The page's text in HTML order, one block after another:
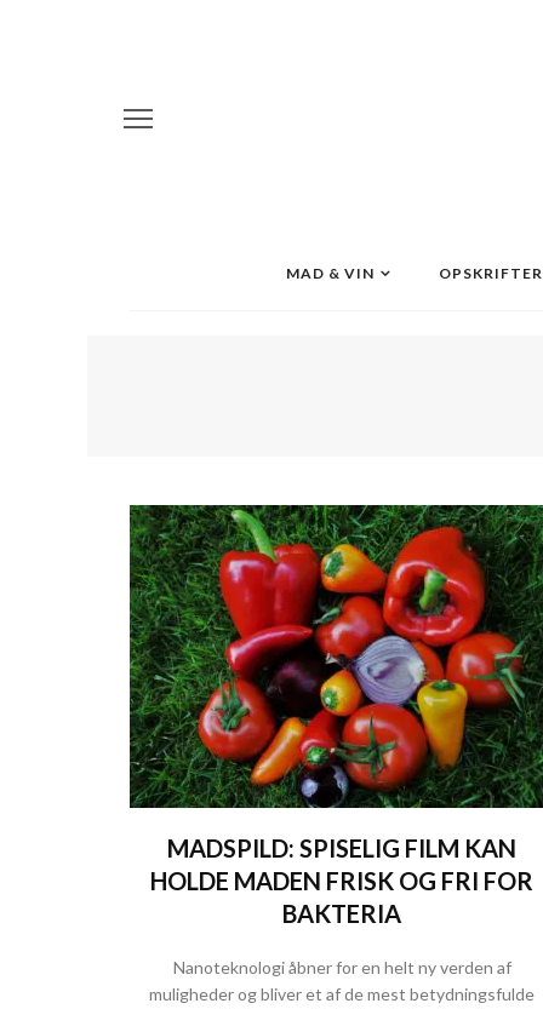
MAD & VIN OPSKRIFTER
MADSPILD: SPISELIG FILM KAN
HOLDE MADEN FRISK OG FRI FOR
BAKTERIA
Nanoteknologi åbner for en helt ny verden af
muligheder og bliver et af de mest betydningsfulde